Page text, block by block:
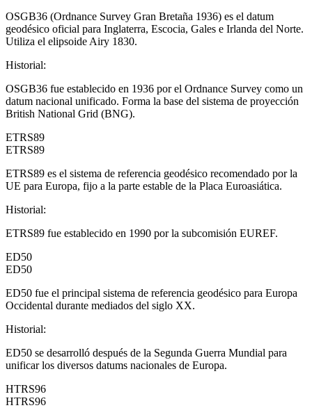
OSGB36 (Ordnance Survey Gran Bretaña 1936) es el datum
geodésico oficial para Inglaterra, Escocia, Gales e Irlanda del Norte.
Utiliza el elipsoide Airy 1830.
Historial:
OSGB36 fue establecido en 1936 por el Ordnance Survey como un
datum nacional unificado. Forma la base del sistema de proyección
British National Grid (BNG).
ETRS89
ETRS89
ETRS89 es el sistema de referencia geodésico recomendado por la
UE para Europa, fijo a la parte estable de la Placa Euroasiática.
Historial:
ETRS89 fue establecido en 1990 por la subcomisión EUREF.
ED50
ED50
ED50 fue el principal sistema de referencia geodésico para Europa
Occidental durante mediados del siglo XX.
Historial:
ED50 se desarrolló después de la Segunda Guerra Mundial para
unificar los diversos datums nacionales de Europa.
HTRS96
HTRS96